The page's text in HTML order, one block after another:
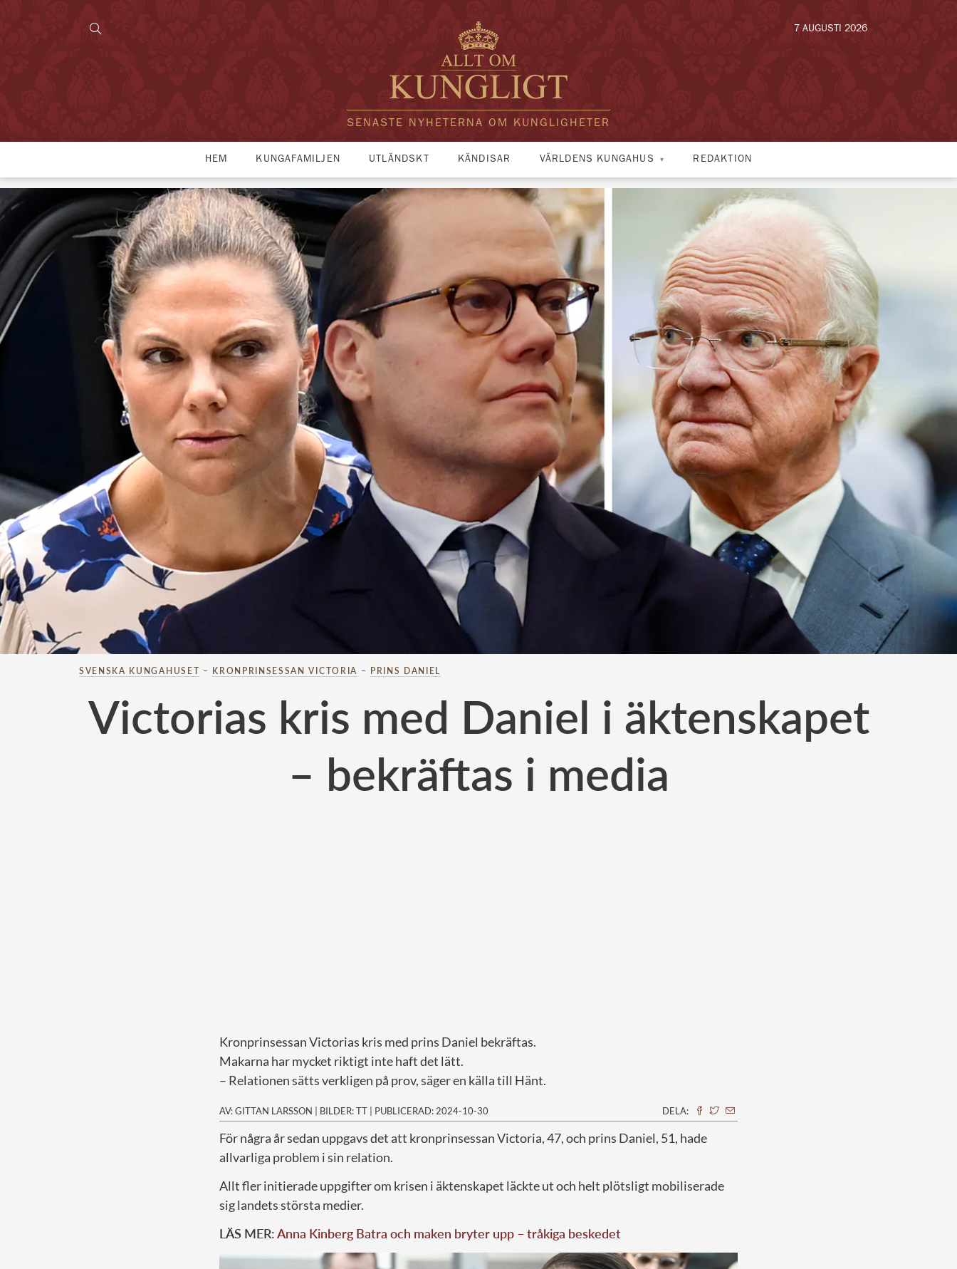
SENASTE NYHETERNA OM KUNGLIGHETER
7 AUGUSTI 2026
HEM KUNGAFAMILJEN UTLÄNDSKT KÄNDISAR VÄRLDENS KUNGAHUS REDAKTION
SVENSKA KUNGAHUSET – KRONPRINSESSAN VICTORIA – PRINS DANIEL
Victorias kris med Daniel i äktenskapet
– bekräftas i media
Kronprinsessan Victorias kris med prins Daniel bekräftas.
Makarna har mycket riktigt inte haft det lätt.
– Relationen sätts verkligen på prov, säger en källa till Hänt.
AV: GITTAN LARSSON | BILDER: TT | PUBLICERAD: 2024-10-30 DELA:
För några år sedan uppgavs det att kronprinsessan Victoria, 47, och prins Daniel, 51, hade
allvarliga problem i sin relation.
Allt fler initierade uppgifter om krisen i äktenskapet läckte ut och helt plötsligt mobiliserade
sig landets största medier.
LÄS MER:Anna Kinberg Batra och maken bryter upp – tråkiga beskedet